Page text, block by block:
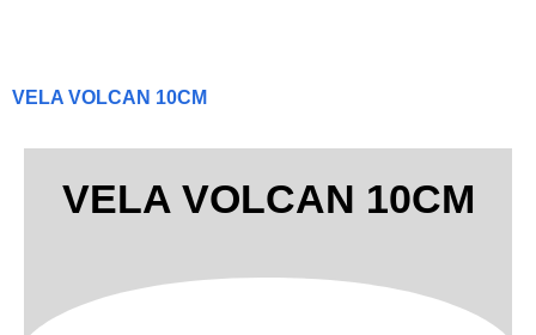
VELA VOLCAN 10CM
VELA VOLCAN 10CM